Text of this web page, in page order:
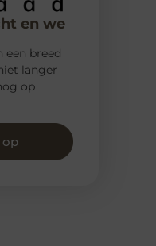
en we
een breed
langer
op
op